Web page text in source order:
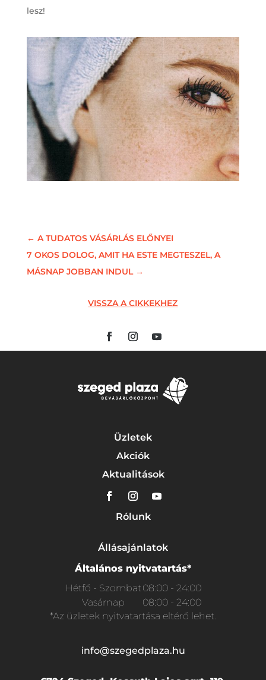
lesz!
← A TUDATOS VÁSÁRLÁS ELŐNYEI
7 OKOS DOLOG, AMIT HA ESTE MEGTESZEL, A
MÁSNAP JOBBAN INDUL→
VISSZA A CIKKEKHEZ
Üzletek
Akciók
Aktualitások
Rólunk
Állásajánlatok
Általános nyitvatartás*
Hétfő - Szombat 08:00 - 24:00
Vasárnap
08:00 - 24:00
*Az üzletek nyitvatartása eltérő lehet.
info@szegedplaza.hu